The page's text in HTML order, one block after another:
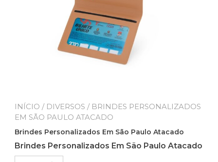
INÍCIO / DIVERSOS / BRINDES PERSONALIZADOS
EM SÃO PAULO ATACADO
Brindes Personalizados Em São Paulo Atacado
Brindes Personalizados Em São Paulo Atacado